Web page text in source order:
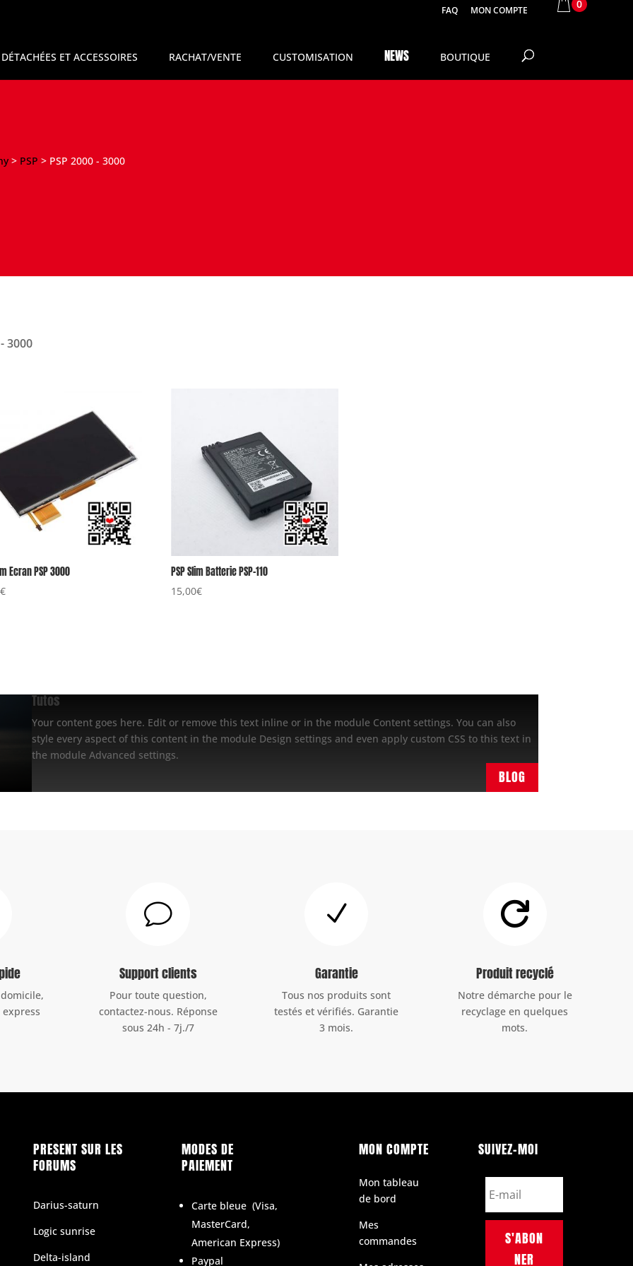
FAQ MON COMPTE 0
ET ACCESSOIRES RACHAT/VENTE CUSTOMISATION NEWS BOUTIQUE
> PSP > PSP 2000 - 3000
3000
Ecran PSP 3000
€
PSP Slim Batterie PSP-110
15,00€
Tutos
Your content goes here. Edit or remove this text inline or in the module Content settings. You can also
style every aspect of this content in the module Design settings and even apply custom CSS to this text in
the module Advanced settings.
BLOG
v
Support clients
Pour toute question,
contactez-nous. Réponse
sous 24h - 7j./7
N
Garantie
Tous nos produits sont
testés et vérifiés. Garantie
3 mois.

Produit recyclé
Notre démarche pour le
recyclage en quelques
mots.
PRESENT SUR LES
FORUMS
Darius-saturn
Logic sunrise
Delta-island
MODES DE
PAIEMENT
Carte bleue (Visa,
MasterCard,
American Express)
Paypal
MON COMPTE
Mon tableau
de bord
Mes
commandes
SUIVEZ-MOI
S'ABON
NER